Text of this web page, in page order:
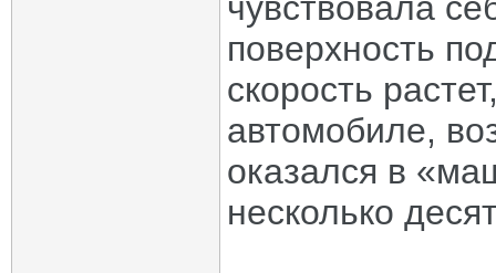
чувствовала
поверхность
скорость
автомобиле,
оказался в
несколько